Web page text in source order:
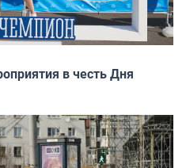
в честь Дня